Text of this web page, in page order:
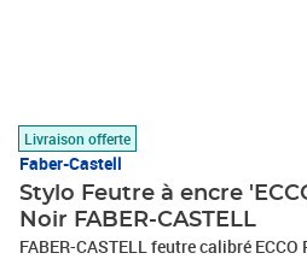
Livraison offerte
Faber-Castell
Stylo Feutre à encre
Noir FABER-CASTELL
FABER-CASTELL feutre calibré ECCO